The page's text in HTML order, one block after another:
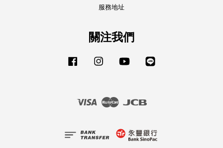
服務地址
關注我們
Facebook Instagram YouTube
Visa Master